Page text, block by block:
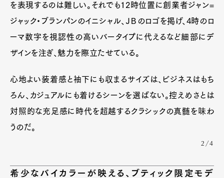
を表現するのは難しい。それでも12時位置に創業者ジャン=
ジャック・ブランパンのイニシャル、ＪＢのロゴを掲げ、4時のロ
ーマ数字を視認性の高いバータイプに代えるなど細部にデ
ザインを注ぎ、魅力を際立たせている。
心地よい装着感と袖下にも収まるサイズは、ビジネスはもち
ろん、カジュアルにも着けるシーンを選ばない。控えめさとは
対照的な充足感に時代を超越するクラシックの真髄を味わ
うのだ。
2/4
希少なバイカラーが映える、ブティック限定モデ